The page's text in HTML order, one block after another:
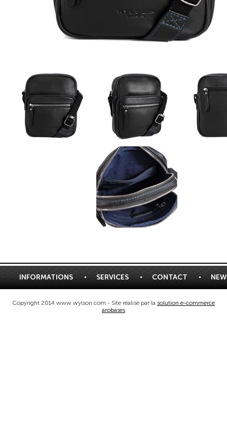
INFORMATIONS SERVICES CONTACT
Copyright 2014 www.wylson.com - Site réalisé par la solution e-commerce
arobases